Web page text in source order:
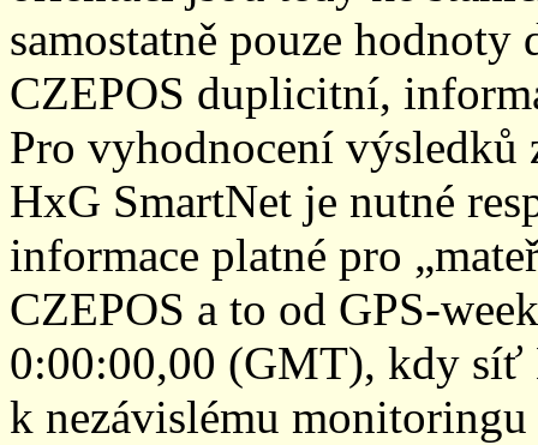
samostatně pouze
CZEPOS duplicitní,
Pro vyhodnocení
HxG SmartNet je nutné
informace platné pro
CZEPOS a to od GPS-
0:00:00,00 (GMT), kdy síť
k nezávislému